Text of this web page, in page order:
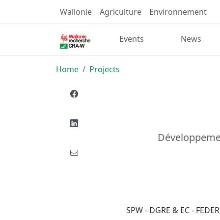
Wallonie Agriculture Environnement
Events News
Home Projects
SPW - DGRE & EC -